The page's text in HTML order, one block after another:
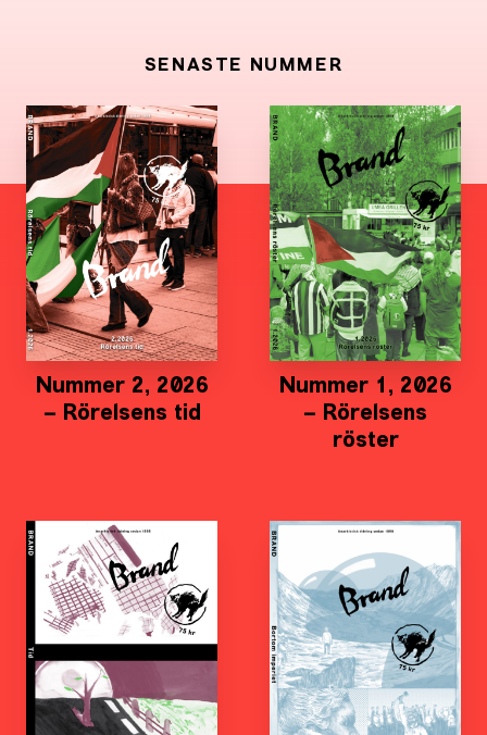
SENASTE NUMMER
Nummer 2, 2026
– Rörelsens tid
Nummer 1, 2026
– Rörelsens
röster